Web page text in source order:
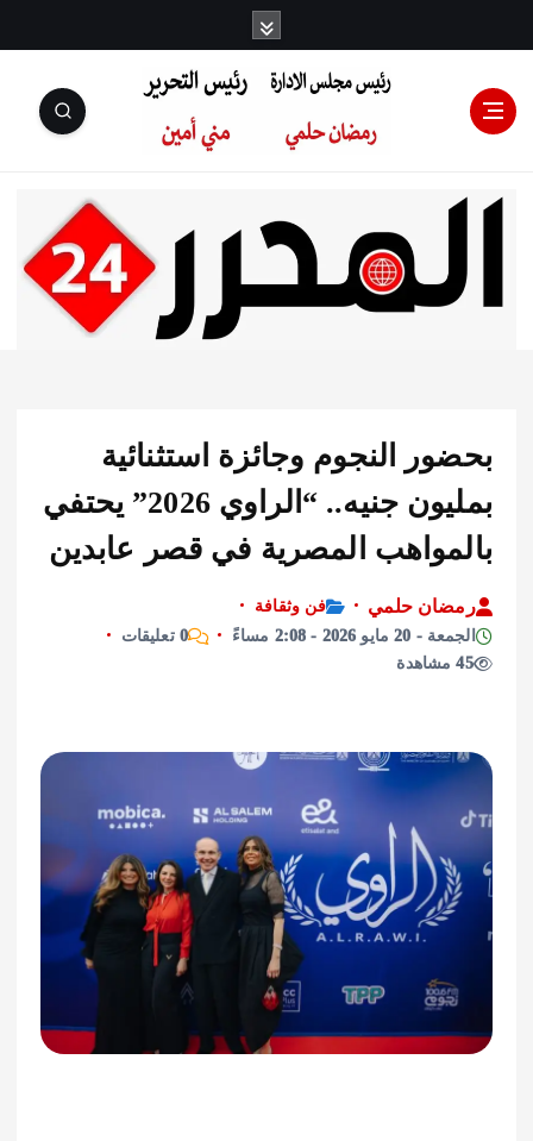
رئيس مجلس
الإدارة: رمضان
التحرير:مني أمين
النجوم وجائزة استثنائية
بمليون جنيه.. “الراوي 2026” يحتفي
المصرية في قصر عابدين
حلمي
فن وثقافة
2026 - 2:08 مساءً
0 تعليقات